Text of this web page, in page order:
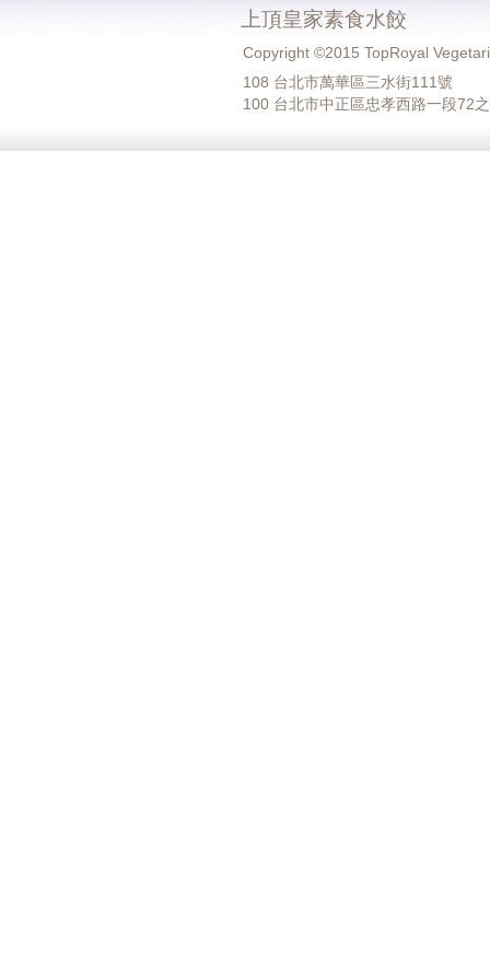
上頂皇家素食水餃
Copyright ©2015 TopRoyal
108 台北市萬華區三水街111號
100 台北市中正區忠孝西路一段